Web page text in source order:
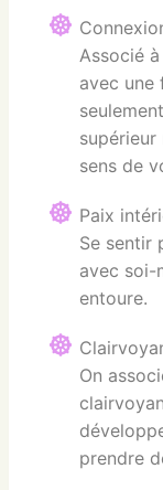
Associé
avec une
supérieur
sens de
Paix
Se sentir
avec soi-
entoure.
On
prendre